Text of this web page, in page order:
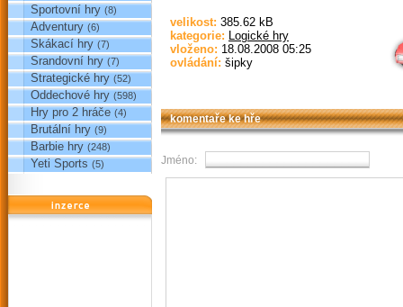
Sportovní hry (8)
Adventury (6)
Skákací hry (7)
Srandovní hry (7)
Strategické hry (52)
Oddechové hry (598)
Hry pro 2 hráče (4)
Brutální hry (9)
Barbie hry (248)
Yeti Sports (5)
reklama
velikost: 385.62 kB
kategorie: Logické hry
vloženo: 18.08.2008 05:25
ovládání: šipky
komentaře ke hře
Jméno: